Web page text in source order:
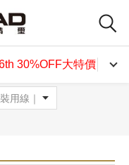
30%OFF大特價🔥